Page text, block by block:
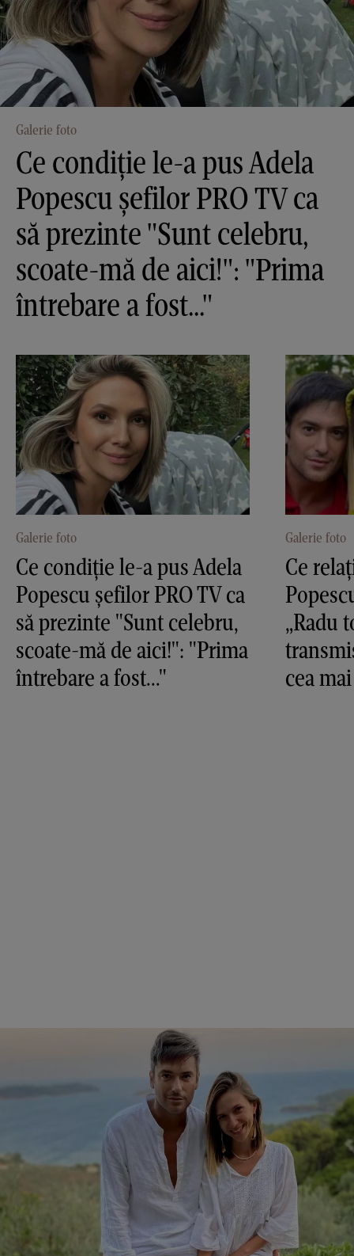
Galerie foto
Ce condiție le-a pus Adela
Popescu șefilor PRO TV ca
să prezinte "Sunt celebru,
scoate-mă de aici!": "Prima
întrebare a fost..."
Galerie foto
Ce condiție le-a pus Adela
Popescu șefilor PRO TV ca
să prezinte "Sunt celebru,
scoate-mă de aici!": "Prima
întrebare a fost..."
Galerie foto
Ce
„Radu
cea